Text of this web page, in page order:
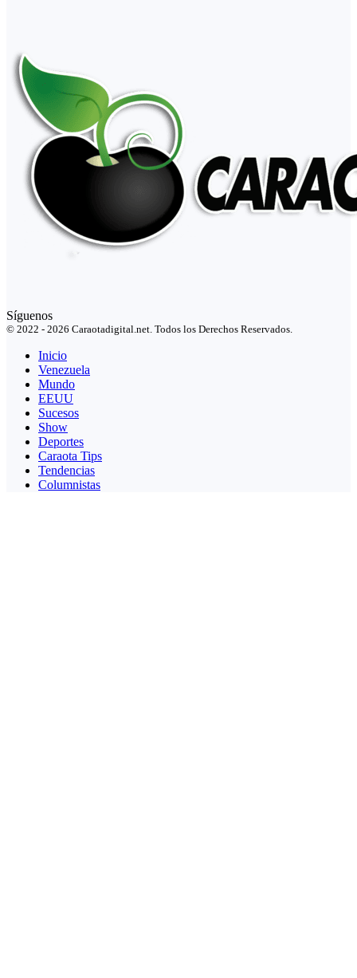
Síguenos
© 2022 - 2026 Caraotadigital.net. Todos los Derechos Reservados.
Inicio
Venezuela
Mundo
EEUU
Sucesos
Show
Deportes
Caraota Tips
Tendencias
Columnistas